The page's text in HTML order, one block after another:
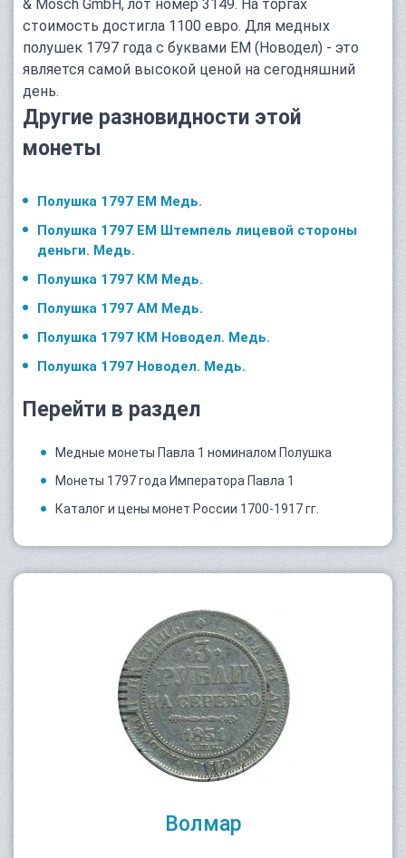
& Mosch GmbH, лот номер 3149. На торгах
стоимость достигла 1100 евро. Для медных
полушек 1797 года с буквами ЕМ (Новодел) - это
является самой высокой ценой на сегодняшний
день.
Другие разновидности этой
монеты
Полушка 1797 ЕМ Медь.
Полушка 1797 ЕМ Штемпель лицевой стороны
деньги. Медь.
Полушка 1797 КМ Медь.
Полушка 1797 АМ Медь.
Полушка 1797 КМ Новодел. Медь.
Полушка 1797 Новодел. Медь.
Перейти в раздел
Медные монеты Павла 1 номиналом Полушка
Монеты 1797 года Императора Павла 1
Каталог и цены монет России 1700-1917 гг.
Волмар